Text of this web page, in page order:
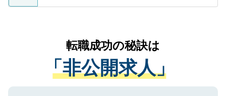
ているすべての個人データはご本人の許可
は、個人情報の取り扱いについての厳密な
管理基準を満たした事業者のみに付与され
る、プライバシーマークを取得済みです。
かがいして、現在の医療機関の状況や紹介
経験をまじえながら、適切なアドバイスを
させていただきます。すぐにご転職をされ
ない方には、長期的なサポートが可能です
ので、まずはご登録ください。
転職成功の秘訣は
「非公開求人」